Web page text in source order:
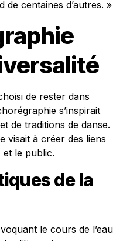
de centaines d’autres. »
de rester dans
s’inspirait
de traditions de danse.
visait à créer des liens
et le public.
de la
le cours de l’eau